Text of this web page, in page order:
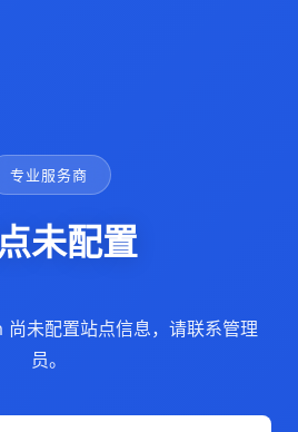
专业服务商
未配置
未配置站点信息，请联系管理
员。